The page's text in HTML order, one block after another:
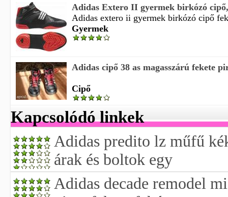
Adidas Extero II gyermek birkózó
Adidas extero ii gyermek birkózó cipő
Gyermek
Adidas cipő 38 as magasszárú fekete
Cipő
Kapcsolódó linkek
Adidas predito lz műfű
árak és boltok egy
Adidas decade remodel